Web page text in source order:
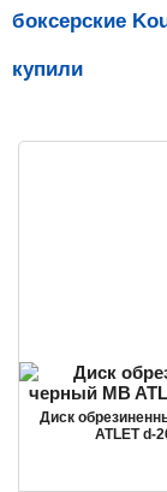
боксерские
купили
Диск
ATLET d-